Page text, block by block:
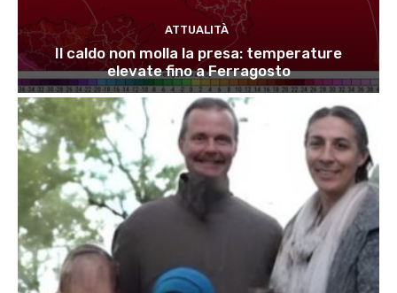
ATTUALITÀ
Il caldo non molla la presa: temperature
elevate fino a Ferragosto